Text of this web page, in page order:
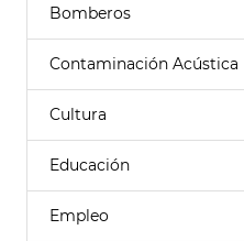
Bomberos
Contaminación Acústica
Cultura
Educación
Empleo